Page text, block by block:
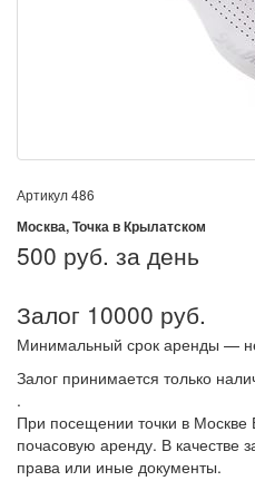
Артикул486
Москва, Точка в Крылатском
500 руб. за день
Залог 10000 руб.
Минимальный срок аренды —
Залог принимается только
.
При посещении точки в
почасовую аренду. В качестве
права или иные документы.